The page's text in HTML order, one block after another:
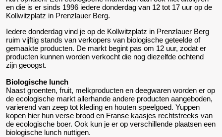
en die is er sinds 1996 iedere donderdag van 12 tot 17 uur op de
Kollwitzplatz in Prenzlauer Berg.
Iedere donderdag vind je op de Kollwitzplatz in Prenzlauer Berg
ruim vijftig stands van verkopers van biologische geteelde of
gemaakte producten. De markt begint pas om 12 uur, zodat er
producten kunnen worden verkocht die nog diezelfde ochtend
zijn geoogst.
Biologische lunch
Naast groenten, fruit, melkproducten en deegwaren worden er op
de ecologische markt allerhande andere producten aangeboden,
varierend van zeep tot kleding en houten speelgoed. Yuppen
kopen hier hun verse brood en Franse kaasjes rechtstreeks van
de ecologische boer. Ook kun je er op verschillende plaatsen een
biologische lunch nuttigen.